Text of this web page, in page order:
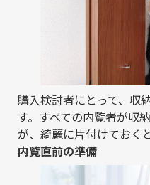
購入検討者にとって、収
す。すべての内覧者が収
が、綺麗に片付けておく
内覧直前の準備